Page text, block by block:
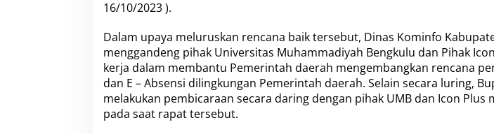
16/10/2023 ).
Dalam upaya meluruskan rencana baik tersebut, Dinas Kominfo
menggandeng pihak Universitas Muhammadiyah Bengkulu dan Pihak
kerja dalam membantu Pemerintah daerah mengembangkan rencana
dan E – Absensi dilingkungan Pemerintah daerah. Selain secara luring,
melakukan pembicaraan secara daring dengan pihak UMB dan Icon Plus
pada saat rapat tersebut.